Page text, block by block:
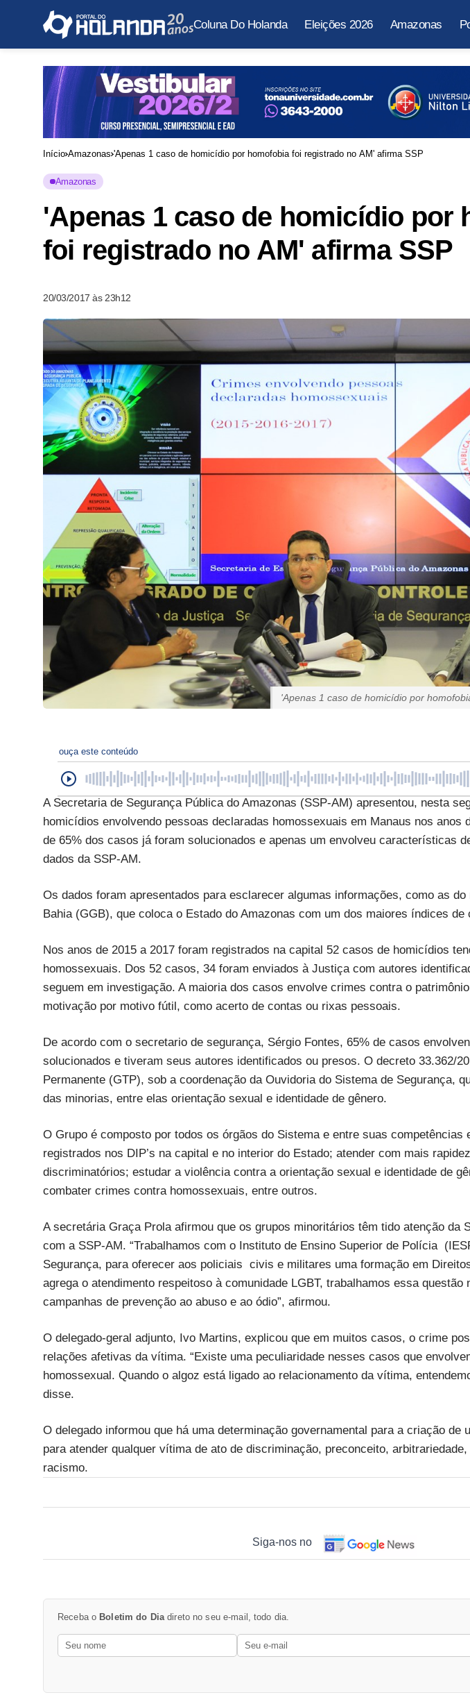
Coluna Do Holanda Eleições 2026 Amazonas
Início Amazonas 'Apenas 1 caso de homicídio por homofobia foi registrado no AM' afirma SSP
Amazonas
'Apenas 1 caso de homicídio por
foi registrado no AM' afirma SSP
20/03/2017 às 23h12
'Apenas 1 caso de homicídio por
ouça este conteúdo
A Secretaria de Segurança Pública do Amazonas (SSP-AM) apresentou, nesta
homicídios envolvendo pessoas declaradas homossexuais em Manaus nos anos
de 65% dos casos já foram solucionados e apenas um envolveu características
dados da SSP-AM.
Os dados foram apresentados para esclarecer algumas informações, como as
Bahia (GGB), que coloca o Estado do Amazonas com um dos maiores índices
Nos anos de 2015 a 2017 foram registrados na capital 52 casos de homicídios
homossexuais. Dos 52 casos, 34 foram enviados à Justiça com autores
seguem em investigação. A maioria dos casos envolve crimes contra o
motivação por motivo fútil, como acerto de contas ou rixas pessoais.
De acordo com o secretario de segurança, Sérgio Fontes, 65% de casos
solucionados e tiveram seus autores identificados ou presos. O decreto 33.362/
Permanente (GTP), sob a coordenação da Ouvidoria do Sistema de Segurança,
das minorias, entre elas orientação sexual e identidade de gênero.
O Grupo é composto por todos os órgãos do Sistema e entre suas competências
registrados nos DIP’s na capital e no interior do Estado; atender com mais
discriminatórios; estudar a violência contra a orientação sexual e identidade de
combater crimes contra homossexuais, entre outros.
A secretária Graça Prola afirmou que os grupos minoritários têm tido atenção da
com a SSP-AM. “Trabalhamos com o Instituto de Ensino Superior de Polícia
Segurança, para oferecer aos policiais civis e militares uma formação em
agrega o atendimento respeitoso à comunidade LGBT, trabalhamos essa questão
campanhas de prevenção ao abuso e ao ódio”, afirmou.
O delegado-geral adjunto, Ivo Martins, explicou que em muitos casos, o crime
relações afetivas da vítima. “Existe uma peculiaridade nesses casos que
homossexual. Quando o algoz está ligado ao relacionamento da vítima,
disse.
O delegado informou que há uma determinação governamental para a criação de
para atender qualquer vítima de ato de discriminação, preconceito,
racismo.
Siga-nos no
Receba o Boletim do Diadireto no seu e-mail, todo dia.